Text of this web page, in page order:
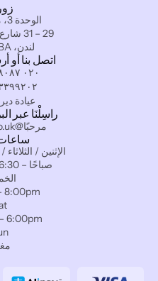
الوحدة 3، مبنى البريد
29 – 31 شارع نيو أوكسفورد
لندن، WC1A 1BA
اتصل بنا أو
٠٢٠ ٨٠٨٧ ٠٧٧٧
عيادة
راسِلْنَا عبر
مرحبًا@drlart.co.uk
الإثنين /
10:00 صباحًا – 6:30 مساءً
8:00pm
6:00pm